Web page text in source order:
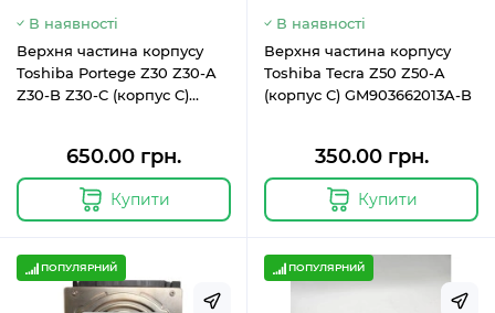
В наявності
Верхня частина корпусу
Toshiba Portege Z30 Z30-A
Z30-B Z30-C (корпус C)
650.00 грн.
Купити
В наявності
Верхня частина корпусу
Toshiba Tecra Z50 Z50-A
(корпус C) GM903662013A-B
350.00 грн.
Купити
ПОПУЛЯРНИЙ ПОПУЛЯРНИЙ